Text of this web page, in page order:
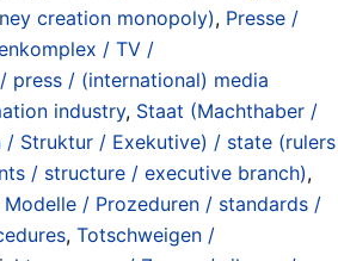
creation monopoly), Presse /
/ TV /
press / (international) media
industry, Staat (Machthaber /
/ Struktur / Exekutive) / state (rulers
/ structure / executive branch),
/ Prozeduren / standards /
, Totschweigen /